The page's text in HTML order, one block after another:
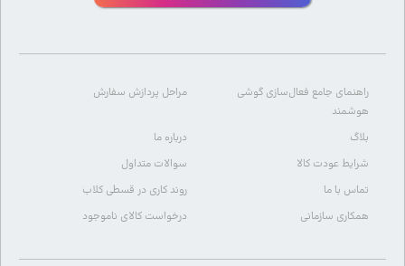
راهنمای جامع فعال‌سازی گوشی
هوشمند
مراحل پردازش سفارش
بلاگ
درباره ما
شرایط عودت کالا
سوالات متداول
تماس با ما
روند کاری در قسطی کلاب
همکاری سازمانی
درخواست کالای ناموجود